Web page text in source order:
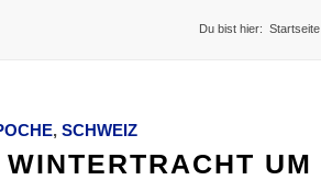
Du bist hier: Startseite
, SCHWEIZ
UM